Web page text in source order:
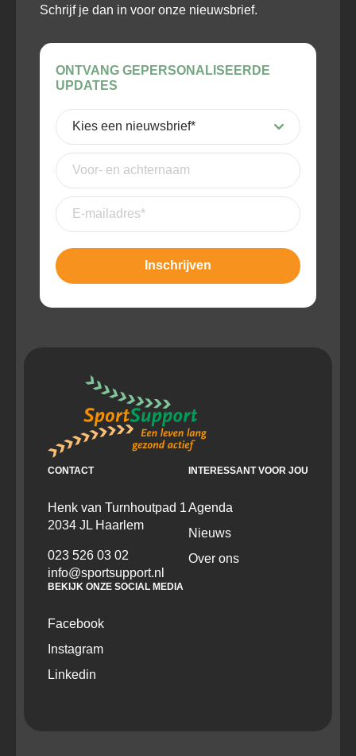
Schrijf je dan in voor onze nieuwsbrief.
ONTVANG GEPERSONALISEERDE
UPDATES
Kies
een
nieuwsbrief(Vereist)
Voor-
en
achternaam
E-
mailadres(Vereist)
CONTACT
Henk van Turnhoutpad 1
2034 JL Haarlem
023 526 03 02
info@sportsupport.nl
INTERESSANT VOOR JOU
Agenda
Nieuws
Over ons
BEKIJK ONZE SOCIAL MEDIA
Facebook
Instagram
Linkedin